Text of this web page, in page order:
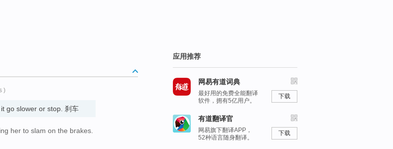
)
go slower or stop. 刹车
her to slam on the brakes.
应用推荐